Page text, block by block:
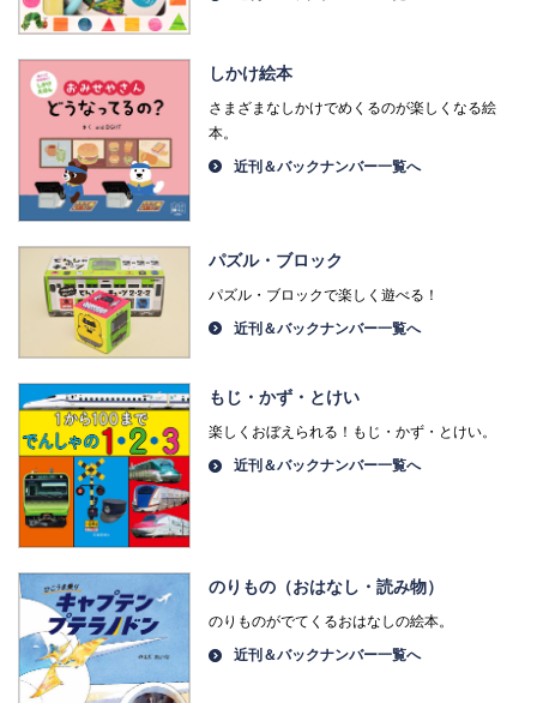
しかけ絵本
さまざまなしかけでめくるのが楽しくなる絵
本。
近刊＆バックナンバー一覧へ
パズル・ブロック
パズル・ブロックで楽しく遊べる！
近刊＆バックナンバー一覧へ
もじ・かず・とけい
楽しくおぼえられる！もじ・かず・とけい。
近刊＆バックナンバー一覧へ
のりもの（おはなし・読み物）
のりものがでてくるおはなしの絵本。
近刊＆バックナンバー一覧へ